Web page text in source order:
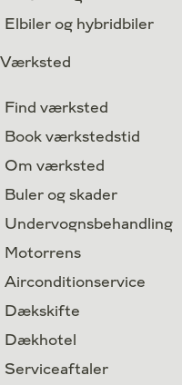
Elbiler og hybridbiler
Værksted
Find værksted
Book værkstedstid
Om værksted
Buler og skader
Undervognsbehandling
Motorrens
Airconditionservice
Dækskifte
Dækhotel
Serviceaftaler